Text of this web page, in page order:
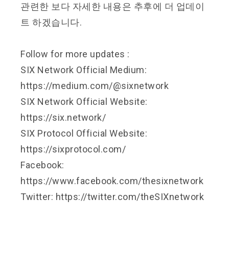
관련한 보다 자세한 내용은 추후에 더 업데이
트 하겠습니다.
Follow for more updates :
SIX Network Official Medium:
https://medium.com/@sixnetwork
SIX Network Official Website:
https://six.network/
SIX Protocol Official Website:
https://sixprotocol.com/
Facebook:
https://www.facebook.com/thesixnetwork
Twitter: https://twitter.com/theSIXnetwork